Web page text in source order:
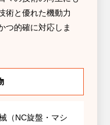
術と優れた機動力
つ的確に対応しま
（NC旋盤・マシ